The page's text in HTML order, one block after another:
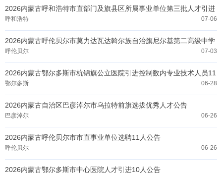
2026内蒙古呼和浩特市直部门及旗县区所属事业单位第三批人才引进
100人公告
07-06
呼和浩特
2026内蒙古呼伦贝尔市莫力达瓦达斡尔族自治旗尼尔基第二高级中学
引进人才20人公告
07-03
呼伦贝尔
2026内蒙古鄂尔多斯市杭锦旗公立医院引进控制数内专业技术人员11
人公告
06-28
鄂尔多斯
2026内蒙古自治区巴彦淖尔市乌拉特前旗选拔优秀人才公告
06-26
巴彦淖尔
2026内蒙古呼伦贝尔市市直事业单位选聘11人公告
06-26
呼伦贝尔
2026内蒙古鄂尔多斯市中心医院人才引进10人公告